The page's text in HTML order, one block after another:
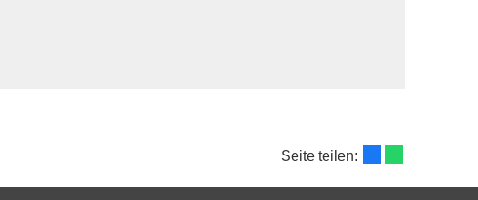
Seite teilen: